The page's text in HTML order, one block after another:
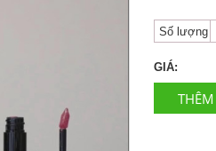
Số lượng
GIÁ: